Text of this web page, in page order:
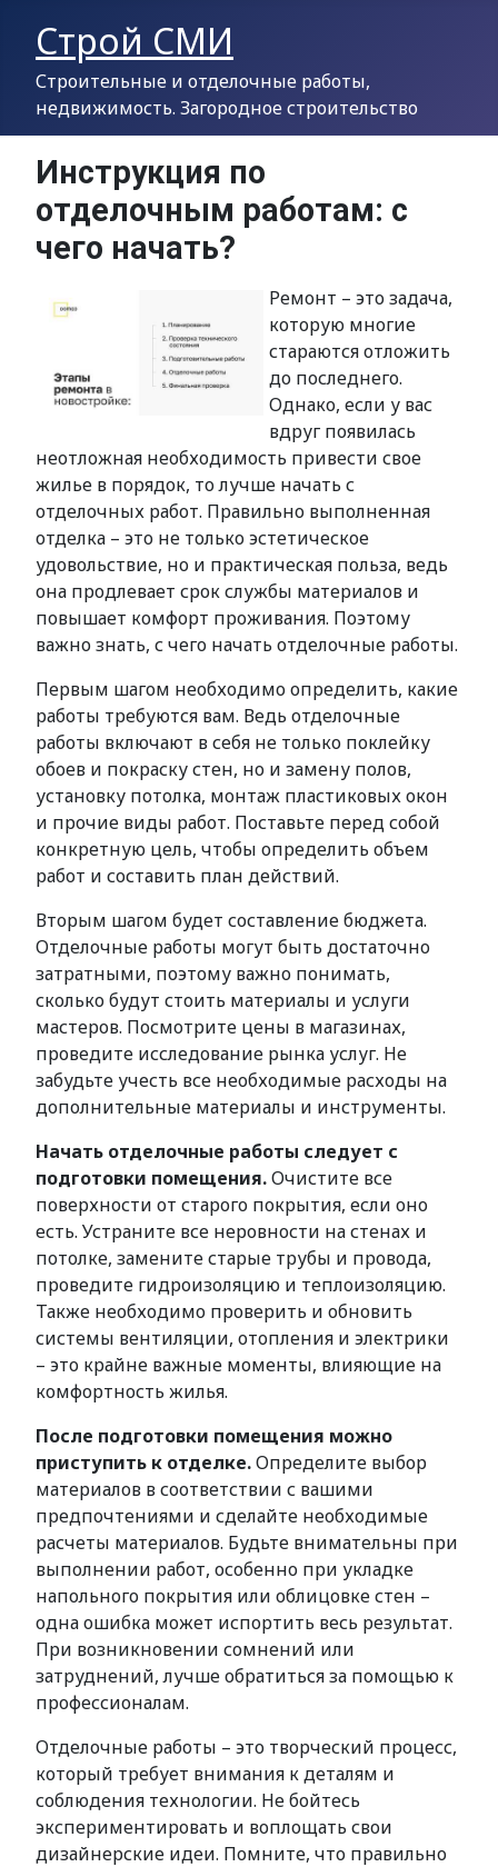
Строй СМИ
Строительные и отделочные работы,
недвижимость. Загородное строительство
Инструкция по
отделочным работам: с
чего начать?
Ремонт – это задача,
которую многие
стараются отложить
до последнего.
Однако, если у вас
вдруг появилась
неотложная необходимость привести свое
жилье в порядок, то лучше начать с
отделочных работ. Правильно выполненная
отделка – это не только эстетическое
удовольствие, но и практическая польза, ведь
она продлевает срок службы материалов и
повышает комфорт проживания. Поэтому
важно знать, с чего начать отделочные работы.
Первым шагом необходимо определить, какие
работы требуются вам. Ведь отделочные
работы включают в себя не только поклейку
обоев и покраску стен, но и замену полов,
установку потолка, монтаж пластиковых окон
и прочие виды работ. Поставьте перед собой
конкретную цель, чтобы определить объем
работ и составить план действий.
Вторым шагом будет составление бюджета.
Отделочные работы могут быть достаточно
затратными, поэтому важно понимать,
сколько будут стоить материалы и услуги
мастеров. Посмотрите цены в магазинах,
проведите исследование рынка услуг. Не
забудьте учесть все необходимые расходы на
дополнительные материалы и инструменты.
Начать отделочные работы следует с
подготовки помещения.Очистите все
поверхности от старого покрытия, если оно
есть. Устраните все неровности на стенах и
потолке, замените старые трубы и провода,
проведите гидроизоляцию и теплоизоляцию.
Также необходимо проверить и обновить
системы вентиляции, отопления и электрики
– это крайне важные моменты, влияющие на
комфортность жилья.
После подготовки помещения можно
приступить к отделке.Определите выбор
материалов в соответствии с вашими
предпочтениями и сделайте необходимые
расчеты материалов. Будьте внимательны при
выполнении работ, особенно при укладке
напольного покрытия или облицовке стен –
одна ошибка может испортить весь результат.
При возникновении сомнений или
затруднений, лучше обратиться за помощью к
профессионалам.
Отделочные работы – это творческий процесс,
который требует внимания к деталям и
соблюдения технологии. Не бойтесь
экспериментировать и воплощать свои
дизайнерские идеи. Помните, что правильно